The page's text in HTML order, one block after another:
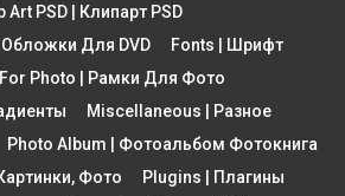
Art PSD | Клипарт PSD
Обложки Для DVD
Fonts | Шрифт
Photo | Рамки Для Фото
Miscellaneous | Разное
Photo Album | Фотоальбом Фотокнига
Фото
Plugins | Плагины